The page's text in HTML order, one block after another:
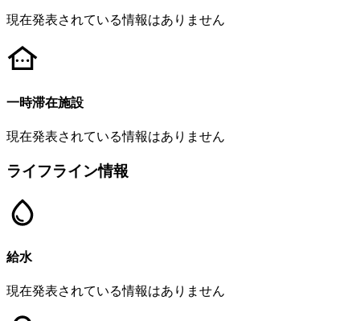
現在発表されている情報はありません
一時滞在施設
現在発表されている情報はありません
ライフライン情報
給水
現在発表されている情報はありません